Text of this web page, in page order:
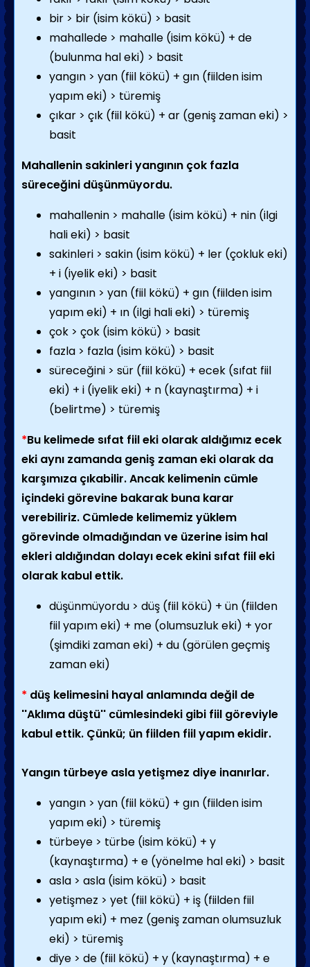
bir > bir (isim kökü) > basit
mahallede > mahalle (isim kökü) + de
(bulunma hal eki) > basit
yangın > yan (fiil kökü) + gın (fiilden isim
yapım eki) > türemiş
çıkar > çık (fiil kökü) + ar (geniş zaman eki) >
basit
Mahallenin sakinleri yangının çok fazla
süreceğini düşünmüyordu.
mahallenin > mahalle (isim kökü) + nin (ilgi
hali eki) > basit
sakinleri > sakin (isim kökü) + ler (çokluk eki)
+ i (iyelik eki) > basit
yangının > yan (fiil kökü) + gın (fiilden isim
yapım eki) + ın (ilgi hali eki) > türemiş
çok > çok (isim kökü) > basit
fazla > fazla (isim kökü) > basit
süreceğini > sür (fiil kökü) + ecek (sıfat fiil
eki) + i (iyelik eki) + n (kaynaştırma) + i
(belirtme) > türemiş
*Bu kelimede sıfat fiil eki olarak aldığımız ecek
eki aynı zamanda geniş zaman eki olarak da
karşımıza çıkabilir. Ancak kelimenin cümle
içindeki görevine bakarak buna karar
verebiliriz. Cümlede kelimemiz yüklem
görevinde olmadığından ve üzerine isim hal
ekleri aldığından dolayı ecek ekini sıfat fiil eki
olarak kabul ettik.
düşünmüyordu > düş (fiil kökü) + ün (fiilden
fiil yapım eki) + me (olumsuzluk eki) + yor
(şimdiki zaman eki) + du (görülen geçmiş
zaman eki)
* düş kelimesini hayal anlamında değil de
''Aklıma düştü'' cümlesindeki gibi fiil göreviyle
kabul ettik. Çünkü; ün fiilden fiil yapım ekidir.
Yangın türbeye asla yetişmez diye inanırlar.
yangın > yan (fiil kökü) + gın (fiilden isim
yapım eki) > türemiş
türbeye > türbe (isim kökü) + y
(kaynaştırma) + e (yönelme hal eki) > basit
asla > asla (isim kökü) > basit
yetişmez > yet (fiil kökü) + iş (fiilden fiil
yapım eki) + mez (geniş zaman olumsuzluk
eki) > türemiş
diye > de (fiil kökü) + y (kaynaştırma) + e